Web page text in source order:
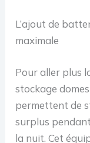
L’ajout de
maximale
Pour aller plus
stockage
permettent de
surplus
la nuit. Cet